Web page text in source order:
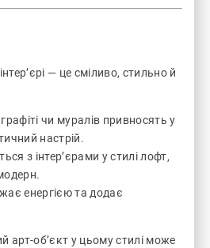
— це сміливо, стильно й
чи муралів привносять у
настрій.
з інтер’єрами у стилі лофт,
енергією та додає
арт-об’єкт у цьому стилі може